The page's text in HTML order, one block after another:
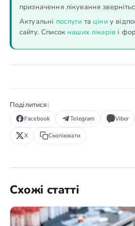
призначення лікування
Актуальні послуги та ціниу
сайту. Список наших лікарів і
Поділитися:
Facebook Telegram Viber
X Скопіювати
Схожі статті